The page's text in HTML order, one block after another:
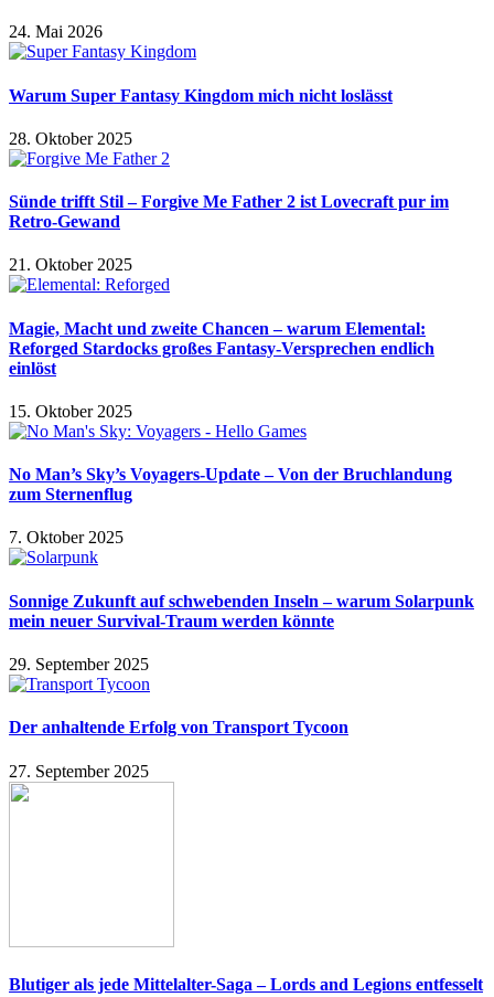
24. Mai 2026
Warum Super Fantasy Kingdom mich nicht loslässt
28. Oktober 2025
Sünde trifft Stil – Forgive Me Father 2 ist Lovecraft pur im
Retro-Gewand
21. Oktober 2025
Magie, Macht und zweite Chancen – warum Elemental:
Reforged Stardocks großes Fantasy-Versprechen endlich
einlöst
15. Oktober 2025
No Man’s Sky’s Voyagers-Update – Von der Bruchlandung
zum Sternenflug
7. Oktober 2025
Sonnige Zukunft auf schwebenden Inseln – warum Solarpunk
mein neuer Survival-Traum werden könnte
29. September 2025
Der anhaltende Erfolg von Transport Tycoon
27. September 2025
Blutiger als jede Mittelalter-Saga – Lords and Legions entfesselt